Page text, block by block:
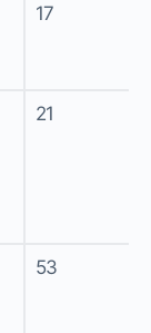
17
21
53